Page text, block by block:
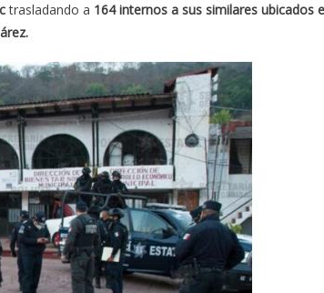
trasladando a 164 internos a sus similares ubicados